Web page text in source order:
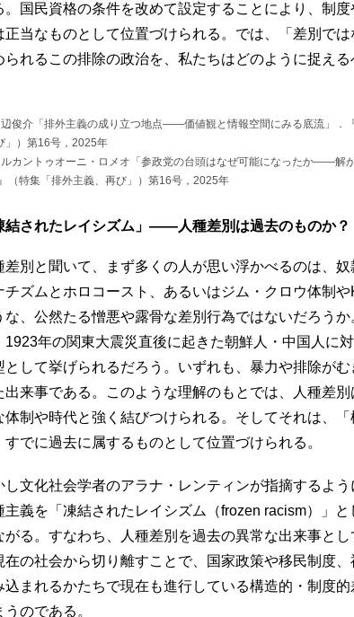
。国民資格の条件を改めて設定することにより、制
正当なものとして位置づけられる。では、「差別で
られるこの排除の政治を、私たちはどのように捉える
俊介「排外主義の成り立つ地点――価値観と情報空間にみる底流」．
」）第16号，2025年
カントゥオーニ・ロメオ「参政党の台頭はなぜ可能になったか――解
』（特集「排外主義、再び」）第16号，2025年
結されたレイシズム」――人種差別は過去のものか？
別と聞いて、まず多くの人が思い浮かべるのは、奴
チズムとホロコースト、あるいはジム・クロウ体制
な、公然たる憎悪や露骨な差別行為ではないだろう
1923年の関東大震災直後に起きた朝鮮人・中国人に
として挙げられるだろう。いずれも、暴力や排除が
出来事である。このような理解のもとでは、人種差
体制や時代と強く結びつけられる。そしてそれは、
すでに過去に属するものとして位置づけられる。
文化社会学者のアラナ・レンティンが指摘するよう
主義を「凍結されたレイシズム（frozen racism）」
がる。すなわち、人種差別を過去の異常な出来事と
在の社会から切り離すことで、国家政策や移民制度、
込まれるかたちで現在も進行している構造的・制度
のである。